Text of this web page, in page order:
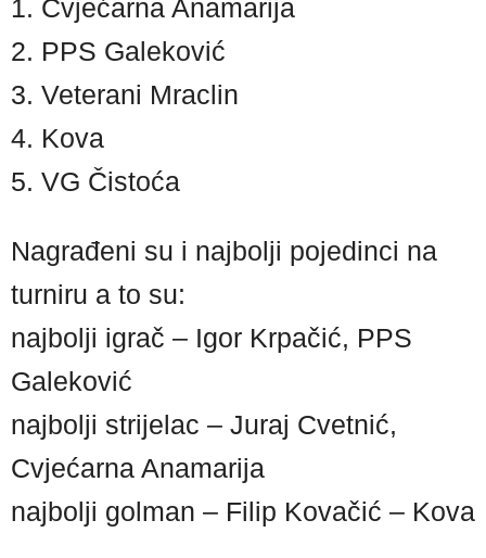
1. Cvjećarna Anamarija
2. PPS Galeković
3. Veterani Mraclin
4. Kova
5. VG Čistoća
Nagrađeni su i najbolji pojedinci na
turniru a to su:
najbolji igrač – Igor Krpačić, PPS
Galeković
najbolji strijelac – Juraj Cvetnić,
Cvjećarna Anamarija
najbolji golman – Filip Kovačić – Kova